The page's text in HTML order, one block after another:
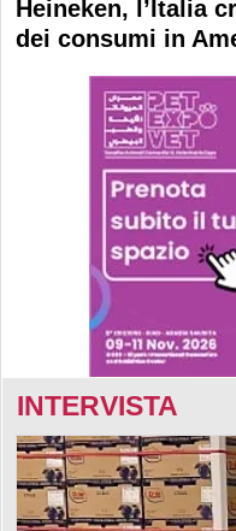
Heineken, l’Italia
dei consumi in
INTERVISTA